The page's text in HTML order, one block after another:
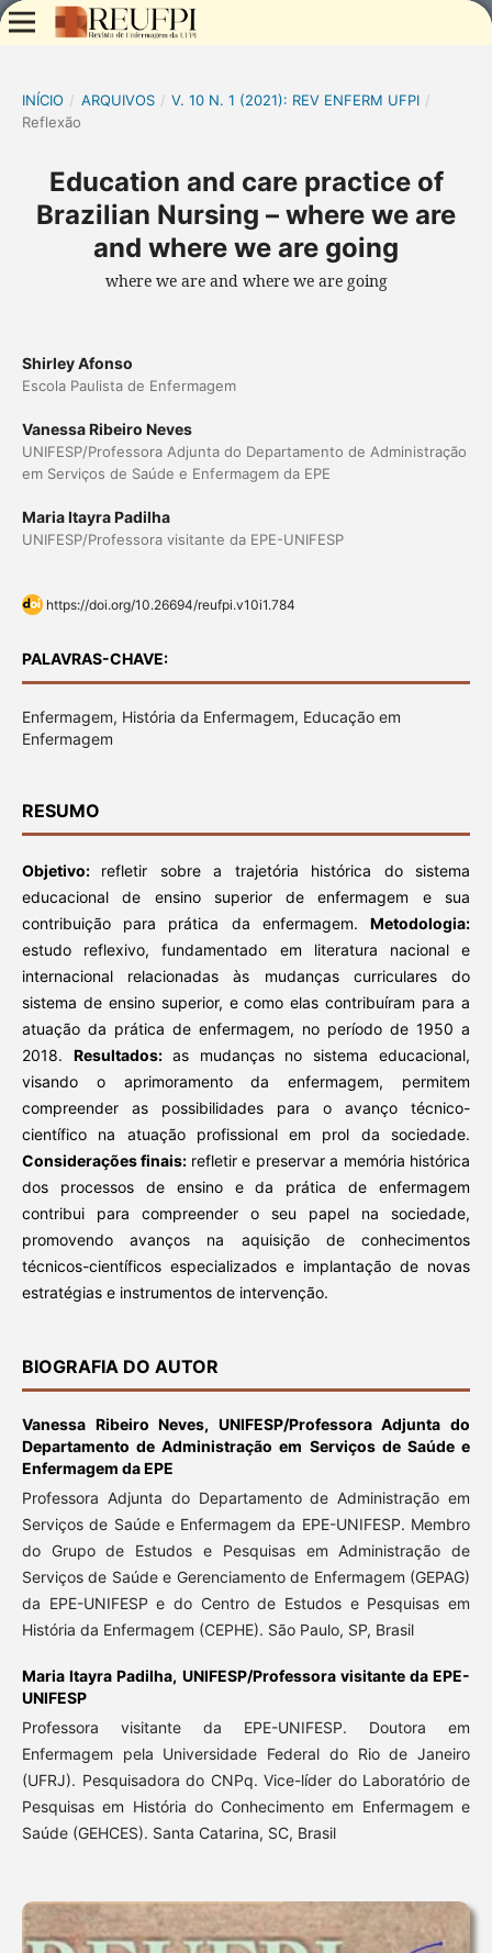
INÍCIO / ARQUIVOS / V. 10 N. 1 (2021): REV ENFERM UFPI /
Reflexão
Education and care practice of
Brazilian Nursing – where we are
and where we are going
where we are and where we are going
Shirley Afonso
Escola Paulista de Enfermagem
Vanessa Ribeiro Neves
UNIFESP/Professora Adjunta do Departamento de Administração
em Serviços de Saúde e Enfermagem da EPE
Maria Itayra Padilha
UNIFESP/Professora visitante da EPE-UNIFESP
https://doi.org/10.26694/reufpi.v10i1.784
PALAVRAS-CHAVE:
Enfermagem, História da Enfermagem, Educação em
Enfermagem
RESUMO
Objetivo: refletir sobre a trajetória histórica do sistema
educacional de ensino superior de enfermagem e sua
contribuição para prática da enfermagem.Metodologia:
estudo reflexivo, fundamentado em literatura nacional e
internacional relacionadas às mudanças curriculares do
sistema de ensino superior, e como elas contribuíram para a
atuação da prática de enfermagem, no período de 1950 a
2018. Resultados: as mudanças no sistema educacional,
visando o aprimoramento da enfermagem, permitem
compreender as possibilidades para o avanço técnico-
científico na atuação profissional em prol da sociedade.
Considerações finais: refletir e preservar a memória histórica
dos processos de ensino e da prática de enfermagem
contribui para compreender o seu papel na sociedade,
promovendo avanços na aquisição de conhecimentos
técnicos-científicos especializados e implantação de novas
estratégias e instrumentos de intervenção.
BIOGRAFIA DO AUTOR
Vanessa Ribeiro Neves, UNIFESP/Professora Adjunta do
Departamento de Administração em Serviços de Saúde e
Enfermagem da EPE
Professora Adjunta do Departamento de Administração em
Serviços de Saúde e Enfermagem da EPE-UNIFESP. Membro
do Grupo de Estudos e Pesquisas em Administração de
Serviços de Saúde e Gerenciamento de Enfermagem (GEPAG)
da EPE-UNIFESP e do Centro de Estudos e Pesquisas em
História da Enfermagem (CEPHE). São Paulo, SP, Brasil
Maria Itayra Padilha, UNIFESP/Professora visitante da EPE-
UNIFESP
Professora visitante da EPE-UNIFESP. Doutora em
Enfermagem pela Universidade Federal do Rio de Janeiro
(UFRJ). Pesquisadora do CNPq. Vice-líder do Laboratório de
Pesquisas em História do Conhecimento em Enfermagem e
Saúde (GEHCES). Santa Catarina, SC, Brasil